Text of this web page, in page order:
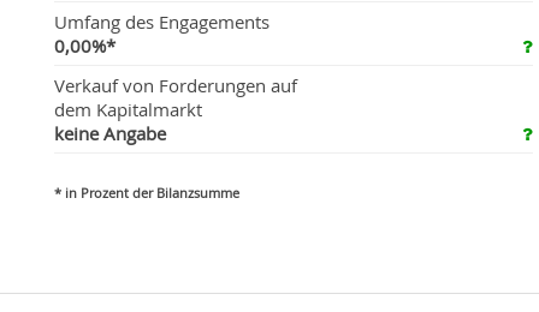
Umfang des Engagements
0,00%*
Verkauf von Forderungen auf
dem Kapitalmarkt
keine Angabe
* in Prozent der Bilanzsumme